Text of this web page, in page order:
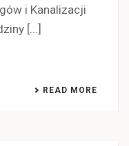
i Kanalizacji
[...]
READ MORE